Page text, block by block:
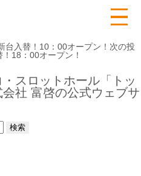
台入替！10：00オープン！ 次の投
18：00オープン！
スロットホール「トッ
社 富啓の公式ウェブサ